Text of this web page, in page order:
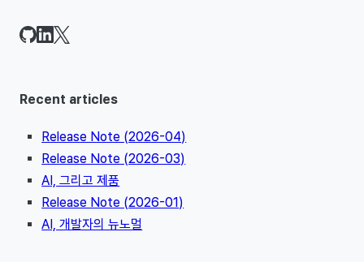
Recent articles
Release Note (2026-04)
Release Note (2026-03)
AI, 그리고 제품
Release Note (2026-01)
AI, 개발자의 뉴노멀